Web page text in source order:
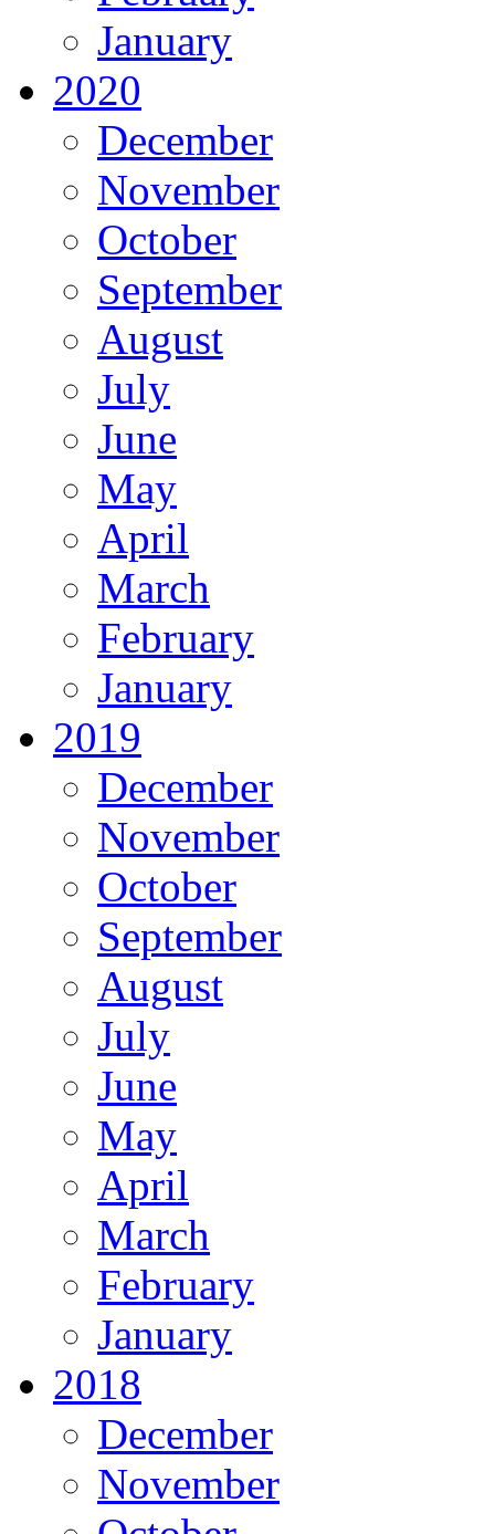
January
2020
December
November
October
September
August
July
June
May
April
March
February
January
2019
December
November
October
September
August
July
June
May
April
March
February
January
2018
December
November